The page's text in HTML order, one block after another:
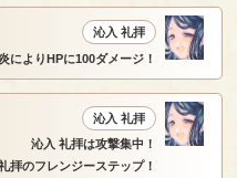
沁入 礼拝
によりHPに100ダメージ！
沁入 礼拝
沁入 礼拝は攻撃集中！
拝のフレンジーステップ！